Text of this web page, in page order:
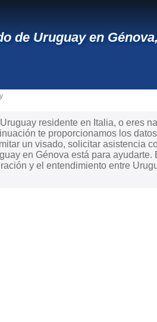
de Uruguay en
residente en Italia, o eres
te proporcionamos los
un visado, solicitar asistencia
en Génova está para
y el entendimiento entre